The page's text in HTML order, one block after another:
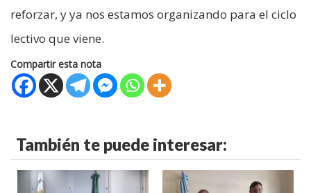
reforzar, y ya nos estamos organizando para el ciclo
lectivo que viene.
Compartir esta nota
También te puede interesar: